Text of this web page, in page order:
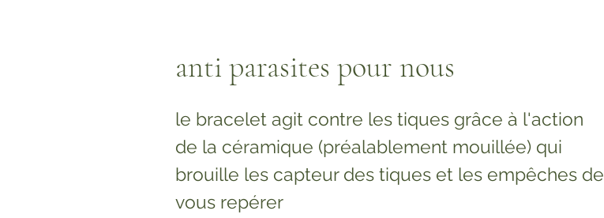
anti parasites pour nous
le bracelet agit contre les tiques grâce à l'action
de la céramique (préalablement mouillée) qui
brouille les capteur des tiques et les empêches de
vous repérer